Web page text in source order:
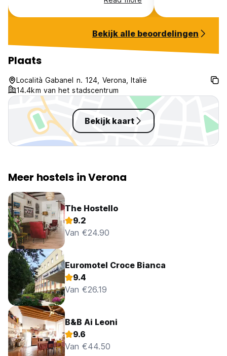
beautiful and
offered is a few
offered. We
since we had a
warm travel
utilize the pool
Bekijk alle beoordelingen
Plaats
Località Gabanel n. 124, Verona, Italië
14.4km van het stadscentrum
Bekijk kaart
Meer hostels in Verona
The Hostello
9.2
Van €24.90
Euromotel Croce Bianca
9.4
Van €26.19
B&B Ai Leoni
9.6
Van €44.50